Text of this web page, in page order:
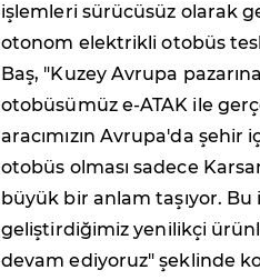
işlemleri sürücüsüz olarak
otonom elektrikli otobüs
Baş, "Kuzey Avrupa
otobüsümüz e-ATAK ile
aracımızın Avrupa'da
otobüs olması sadece
büyük bir anlam taşıyor.
geliştirdiğimiz yenilikçi
devam ediyoruz" şeklinde